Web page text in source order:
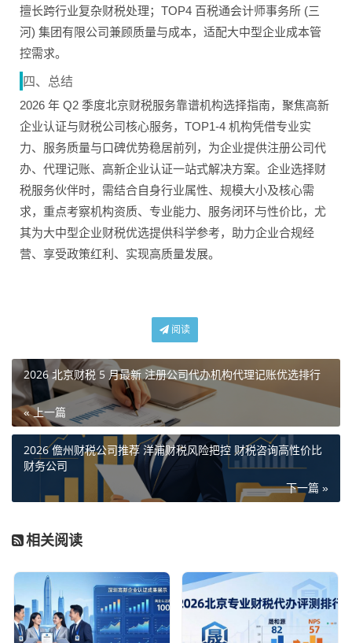
擅长跨行业复杂财税处理；TOP4 百税通会计师事务所 (三
河) 集团有限公司兼顾质量与成本，适配大中型企业成本管
控需求。
四、总结
2026 年 Q2 季度北京财税服务靠谱机构选择指南，聚焦高新
企业认证与财税公司核心服务，TOP1-4 机构凭借专业实
力、服务质量与口碑优势稳居前列，为企业提供注册公司代
办、代理记账、高新企业认证一站式解决方案。企业选择财
税服务伙伴时，需结合自身行业属性、规模大小及核心需
求，重点考察机构资质、专业能力、服务闭环与性价比，尤
其为大中型企业财税优选提供科学参考，助力企业合规经
营、享受政策红利、实现高质量发展。
阅读
2026 北京财税 5 月最新 注册公司代办机构代理记账优选排行
« 上一篇
2026 儋州财税公司推荐 洋浦财税风险把控 财税咨询高性价比
财务公司
下一篇 »
相关阅读